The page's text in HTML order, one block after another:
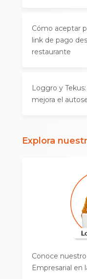
Cómo aceptar
link de pago
restaurante
Loggro y
mejora el
Explora
Conoce
Empresarial en